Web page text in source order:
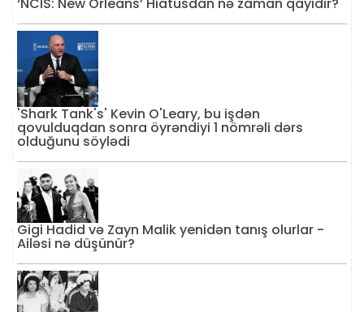
‘NCIS: New Orleans’ Hiatusdan nə zaman qayıdır?
'Shark Tank's' Kevin O'Leary, bu işdən
qovulduqdan sonra öyrəndiyi 1 nömrəli dərs
olduğunu söylədi
Gigi Hadid və Zayn Malik yenidən tanış olurlar -
Ailəsi nə düşünür?